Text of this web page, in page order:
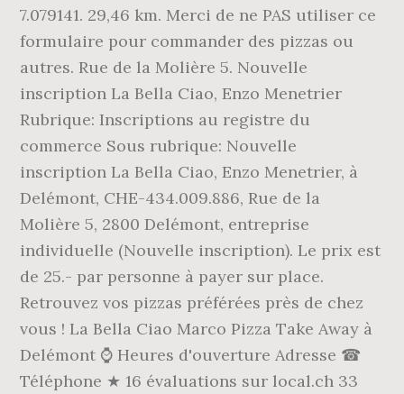
7.079141. 29,46 km. Merci de ne PAS utiliser ce
formulaire pour commander des pizzas ou
autres. Rue de la Molière 5. Nouvelle
inscription La Bella Ciao, Enzo Menetrier
Rubrique: Inscriptions au registre du
commerce Sous rubrique: Nouvelle
inscription La Bella Ciao, Enzo Menetrier, à
Delémont, CHE-434.009.886, Rue de la
Molière 5, 2800 Delémont, entreprise
individuelle (Nouvelle inscription). Le prix est
de 25.- par personne à payer sur place.
Retrouvez vos pizzas préférées près de chez
vous ! La Bella Ciao Marco Pizza Take Away à
Delémont ⌚ Heures d'ouverture Adresse ☎
Téléphone ★ 16 évaluations sur local.ch 33